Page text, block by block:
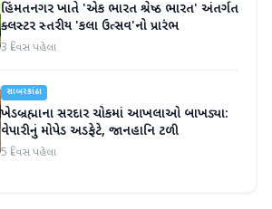
હિંમતનગર ખાતે 'એક ભારત શ્રેષ્ઠ ભારત' અંતર્ગત
ક્લસ્ટર સ્તરીય 'કલા ઉત્સવ'નો પ્રારંભ
3 દિવસ પહેલા
સાબરકાંઠા
ખેડબ્રહ્માના સરદાર ચોકમાં આખલાઓ બાખડ્યા:
વેપારીનું મોપેડ અડફેટે, જાનહાનિ ટળી
5 દિવસ પહેલા